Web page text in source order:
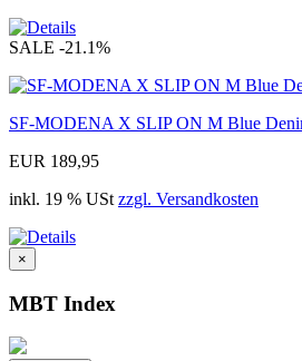
SALE -21.1%
SF-MODENA X SLIP ON M Blue
EUR 189,95
inkl. 19 % USt zzgl. Versandkosten
×
MBT Index